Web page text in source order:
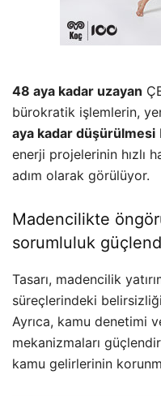
48 aya kadar uzayan
bürokratik işlemlerin,
aya kadar düşürülmesi
enerji projelerinin hızlı
adım olarak görülüyor.
Madencilikte
sorumluluk
Tasarı, madencilik
süreçlerindeki
Ayrıca, kamu denetimi
mekanizmaları
kamu gelirlerinin